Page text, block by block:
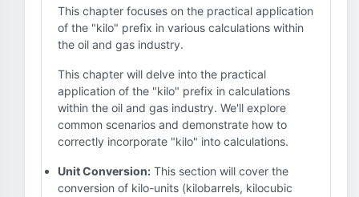
This chapter focuses on the practical application
of the "kilo" prefix in various calculations within
the oil and gas industry.
This chapter will delve into the practical
application of the "kilo" prefix in calculations
within the oil and gas industry. We'll explore
common scenarios and demonstrate how to
correctly incorporate "kilo" into calculations.
Unit Conversion: This section will cover the
conversion of kilo-units (kilobarrels, kilocubic